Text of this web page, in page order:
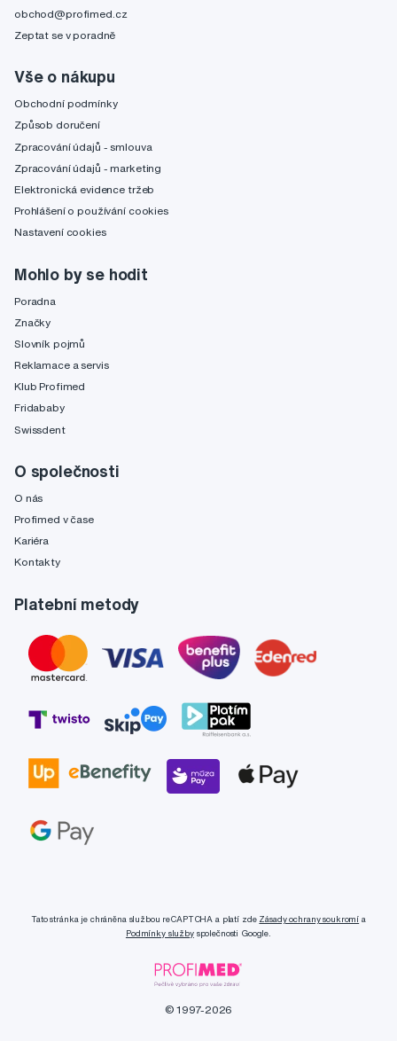
obchod@profimed.cz
Zeptat se v poradně
Vše o nákupu
Obchodní podmínky
Způsob doručení
Zpracování údajů - smlouva
Zpracování údajů - marketing
Elektronická evidence tržeb
Prohlášení o používání cookies
Nastavení cookies
Mohlo by se hodit
Poradna
Značky
Slovník pojmů
Reklamace a servis
Klub Profimed
Fridababy
Swissdent
O společnosti
O nás
Profimed v čase
Kariéra
Kontakty
Platební metody
Tato stránka je chráněna službou reCAPTCHA a platí zde Zásady ochrany soukromí a
Podmínky službyspolečnosti Google.
© 1997-2026